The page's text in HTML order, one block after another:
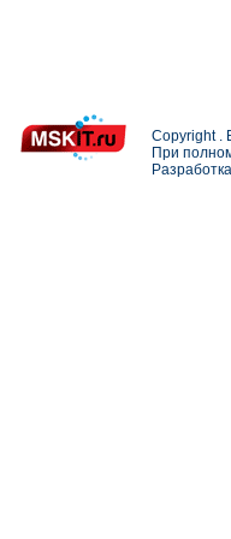
Copyright .
При